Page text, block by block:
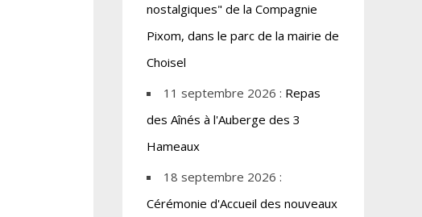
nostalgiques" de la Compagnie
Pixom, dans le parc de la mairie de
Choisel
11 septembre 2026 : Repas
des Aînés à l'Auberge des 3
Hameaux
18 septembre 2026 :
Cérémonie d'Accueil des nouveaux